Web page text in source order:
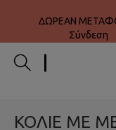
ΔΩΡΕΑΝ
Σύνδεση
ΚΟΛΙΕ ΜΕ